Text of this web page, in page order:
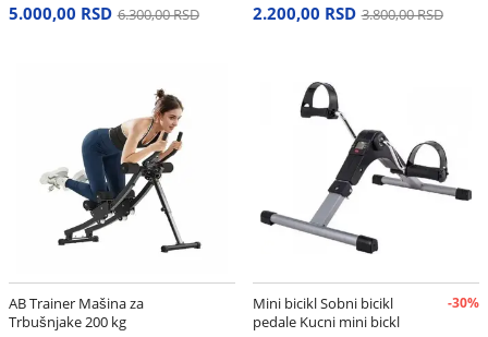
5.000,00 RSD 6.300,00 RSD 2.200,00 RSD 3.800,00 RSD
AB Trainer Mašina za
Trbušnjake 200 kg
Mini bicikl Sobni bicikl
pedale Kucni mini bickl
-30%